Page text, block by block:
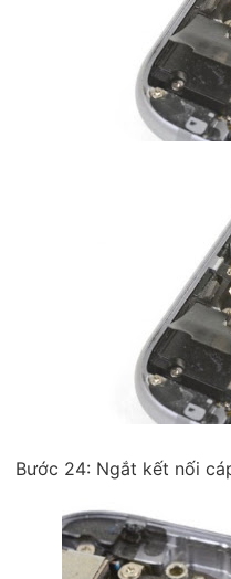
Bước 24: Ngắt kết nối